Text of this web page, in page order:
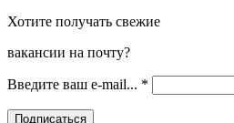
Хотите получать свежие
вакансии на почту?
Введите ваш e-mail... *